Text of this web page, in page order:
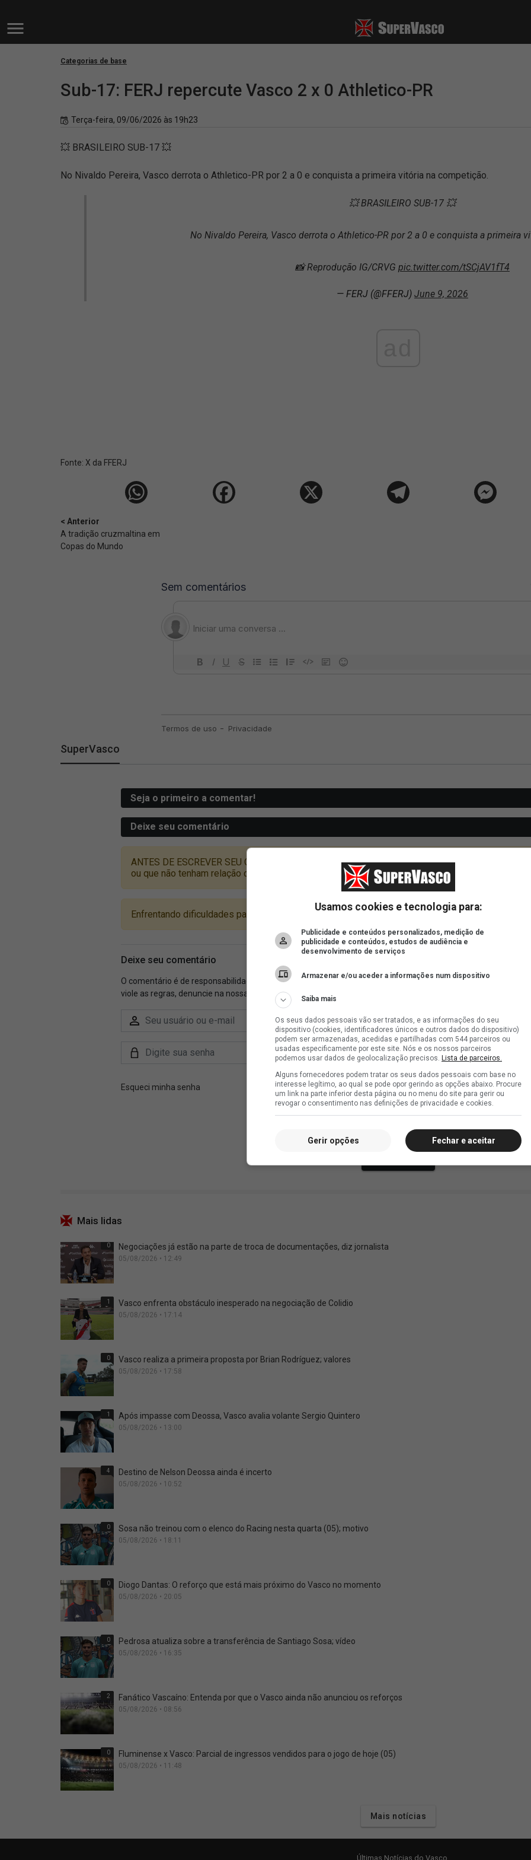
Categorias de base
Sub-17: FERJ repercute Vasco 2 x 0 Athletico-PR
Terça-feira, 09/06/2026 às 19h23
💥 BRASILEIRO SUB-17 💥
No Nivaldo Pereira, Vasco derrota o Athletico-PR por 2 a 0 e conquista a primeira vitória na competição.
💥 BRASILEIRO SUB-17 💥
No Nivaldo Pereira, Vasco derrota o Athletico-PR por 2 a 0 e conquista a primeira
📸 Reprodução IG/CRVG pic.twitter.com/tSCjAV1fT4
— FERJ (@FFERJ) June 9, 2026
Fonte: X da FFERJ
< Anterior
A tradição cruzmaltina em
Copas do Mundo
SuperVasco
Mais lidas
0 Negociações já estão na parte de troca de documentações, diz jornalista
05/08/2026 • 12:49
1 Vasco enfrenta obstáculo inesperado na negociação de Colidio
05/08/2026 • 17:14
0 Vasco realiza a primeira proposta por Brian Rodríguez; valores
05/08/2026 • 17:58
1 Após impasse com Deossa, Vasco avalia volante Sergio Quintero
05/08/2026 • 13:00
4 Destino de Nelson Deossa ainda é incerto
05/08/2026 • 10:52
0 Sosa não treinou com o elenco do Racing nesta quarta (05); motivo
05/08/2026 • 18:11
0 Diogo Dantas: O reforço que está mais próximo do Vasco no momento
05/08/2026 • 20:05
0 Pedrosa atualiza sobre a transferência de Santiago Sosa; vídeo
05/08/2026 • 16:35
2 Fanático Vascaíno: Entenda por que o Vasco ainda não anunciou os reforços
05/08/2026 • 08:56
0 Fluminense x Vasco: Parcial de ingressos vendidos para o jogo de hoje (05)
05/08/2026 • 11:48
Mais notícias
Últimas Notícias do Vasco
Usamos cookies e tecnologia para:
Publicidade e conteúdos personalizados, medição de
publicidade e conteúdos, estudos de audiência e
desenvolvimento de serviços
Armazenar e/ou aceder a informações num dispositivo
Saiba mais
Os seus dados pessoais vão ser tratados, e as informações do seu
dispositivo (cookies, identificadores únicos e outros dados do dispositivo)
podem ser armazenadas, acedidas e partilhadas com 544 parceiros ou
usadas especificamente por este site. Nós e os nossos parceiros
podemos usar dados de geolocalização precisos. Lista de parceiros.
Alguns fornecedores podem tratar os seus dados pessoais com base no
interesse legítimo, ao qual se pode opor gerindo as opções abaixo. Procure
um link na parte inferior desta página ou no menu do site para gerir ou
revogar o consentimento nas definições de privacidade e cookies.
Fechar e aceitar
Gerir opções